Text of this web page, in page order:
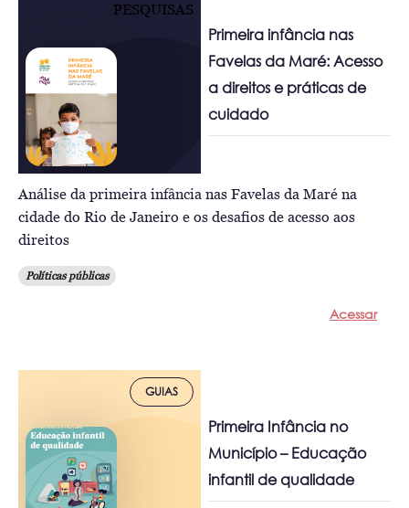
PESQUISAS
Primeira infância nas
Favelas da Maré: Acesso
a direitos e práticas de
cuidado
Análise da primeira infância nas Favelas da Maré na
cidade do Rio de Janeiro e os desafios de acesso aos
direitos
Políticas públicas
Acessar
GUIAS
Primeira Infância no
Município – Educação
infantil de qualidade